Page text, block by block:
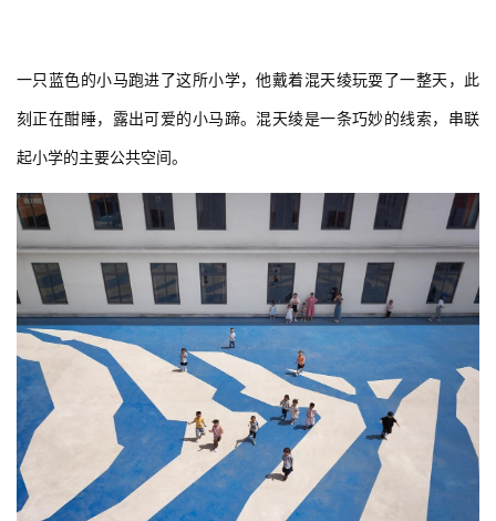
一只蓝色的小马跑进了这所小学，他戴着混天绫玩耍了一整天，此
刻正在酣睡，露出可爱的小马蹄。混天绫是一条巧妙的线索，串联
起小学的主要公共空间。